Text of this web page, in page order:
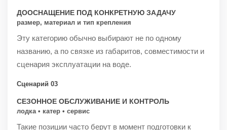
ДООСНАЩЕНИЕ ПОД КОНКРЕТНУЮ ЗАДАЧУ
размер, материал и тип крепления
Эту категорию обычно выбирают не по одному
названию, а по связке из габаритов, совместимости и
сценария эксплуатации на воде.
Сценарий 03
СЕЗОННОЕ ОБСЛУЖИВАНИЕ И КОНТРОЛЬ
лодка • катер • сервис
Такие позиции часто берут в момент подготовки к